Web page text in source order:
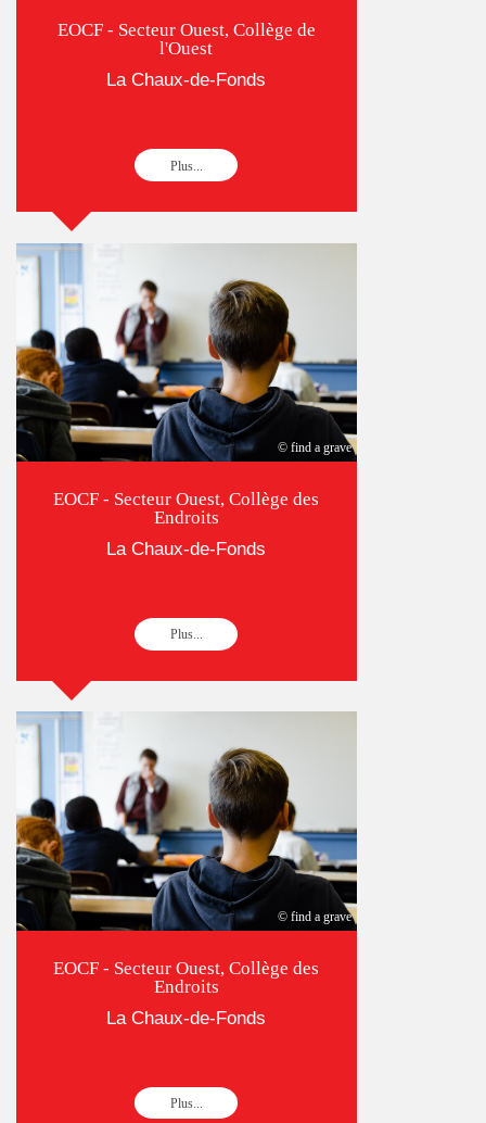
EOCF - Secteur Ouest, Collège de
l'Ouest
La Chaux-de-Fonds
Plus...
© find a grave
EOCF - Secteur Ouest, Collège des
Endroits
La Chaux-de-Fonds
Plus...
© find a grave
EOCF - Secteur Ouest, Collège des
Endroits
La Chaux-de-Fonds
Plus...